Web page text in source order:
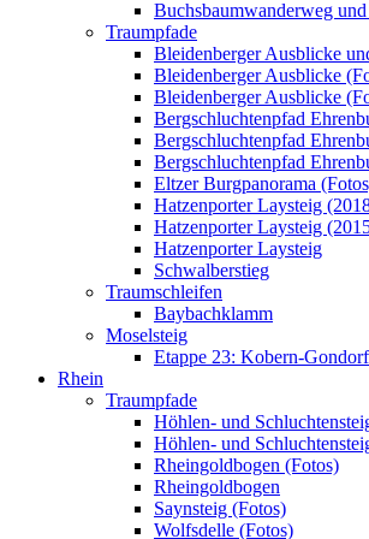
Buchsbaumwanderweg
Traumpfade
Bleidenberger Ausblicke
Bleidenberger Ausblicke
Bleidenberger Ausblicke
Bergschluchtenpfad
Bergschluchtenpfad
Bergschluchtenpfad
Eltzer Burgpanorama
Hatzenporter Laysteig
Hatzenporter Laysteig
Hatzenporter Laysteig
Schwalberstieg
Traumschleifen
Baybachklamm
Moselsteig
Etappe 23: Kobern-
Rhein
Traumpfade
Höhlen- und
Höhlen- und
Rheingoldbogen (Fotos)
Rheingoldbogen
Saynsteig (Fotos)
Wolfsdelle (Fotos)